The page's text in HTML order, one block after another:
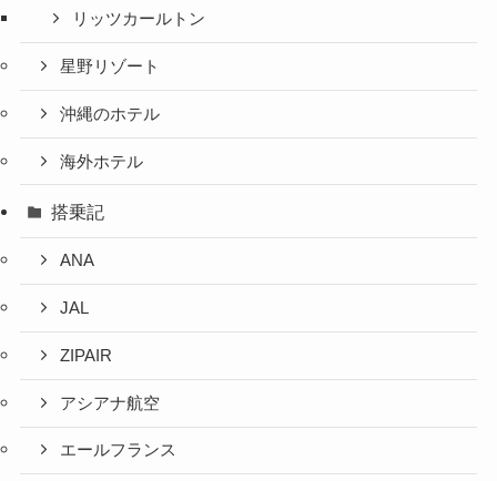
リッツカールトン
星野リゾート
沖縄のホテル
海外ホテル
搭乗記
ANA
JAL
ZIPAIR
アシアナ航空
エールフランス